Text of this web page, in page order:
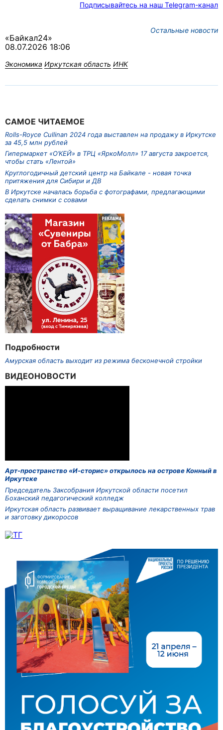
Подписывайтесь на наш Telegram-канал
Остальные новости
«Байкал24»
08.07.2026 18:06
Экономика Иркутская область ИНК
САМОЕ ЧИТАЕМОЕ
Rolls-Royce Cullinan 2024 года выставлен на продажу в Иркутске
за 45,5 млн рублей
Гипермаркет «О’КЕЙ» в ТРЦ «ЯркоМолл» 17 августа закроется,
чтобы стать «Лентой»
Круглогодичный детский центр на Байкале - новая точка
притяжения для Сибири и ДВ
В Иркутске началась борьба с фотографами, предлагающими
сделать снимки с совами
Подробности
Амурская область выходит из режима бесконечной стройки
ВИДЕОНОВОСТИ
Арт-пространство «И-сторис» открылось на острове Конный в
Иркутске
Председатель Заксобрания Иркутской области посетил
Боханский педагогический колледж
Иркутская область развивает выращивание лекарственных трав
и заготовку дикоросов